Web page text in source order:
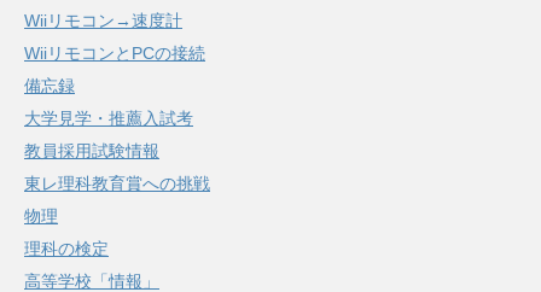
Wiiリモコン→速度計
WiiリモコンとPCの接続
備忘録
大学見学・推薦入試考
教員採用試験情報
東レ理科教育賞への挑戦
物理
理科の検定
高等学校「情報」